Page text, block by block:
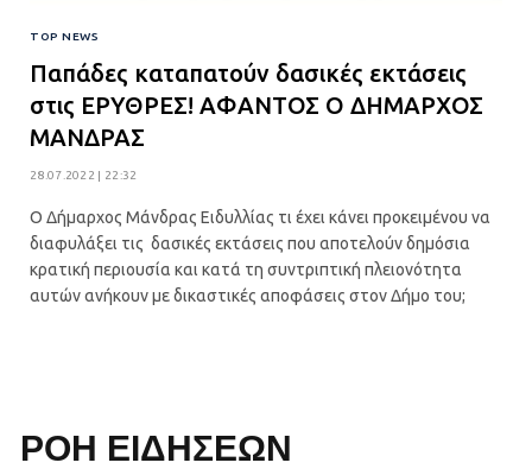
TOP NEWS
Παπάδες καταπατούν δασικές εκτάσεις
στις ΕΡΥΘΡΕΣ! ΑΦΑΝΤΟΣ Ο ΔΗΜΑΡΧΟΣ
ΜΑΝΔΡΑΣ
28.07.2022 | 22:32
Ο Δήμαρχος Μάνδρας Ειδυλλίας τι έχει κάνει προκειμένου να
διαφυλάξει τις δασικές εκτάσεις που αποτελούν δημόσια
κρατική περιουσία και κατά τη συντριπτική πλειονότητα
αυτών ανήκουν με δικαστικές αποφάσεις στον Δήμο του;
ΡΟΗ ΕΙΔΗΣΕΩΝ